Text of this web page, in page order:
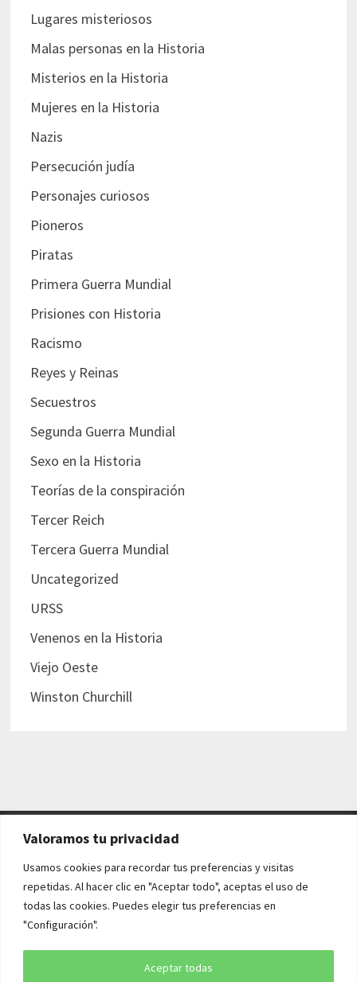
Valoramos tu privacidad
Usamos cookies para recordar tus preferencias y visitas
repetidas. Al hacer clic en "Aceptar todo", aceptas el uso de
todas las cookies. Puedes elegir tus preferencias en
"Configuración".
Aceptar todas
Lugares misteriosos
Malas personas en la Historia
Misterios en la Historia
Mujeres en la Historia
Nazis
Persecución judía
Personajes curiosos
Pioneros
Piratas
Primera Guerra Mundial
Prisiones con Historia
Racismo
Reyes y Reinas
Secuestros
Segunda Guerra Mundial
Sexo en la Historia
Teorías de la conspiración
Tercer Reich
Tercera Guerra Mundial
Uncategorized
URSS
Venenos en la Historia
Viejo Oeste
Winston Churchill
AVISO LEGAL Y POLÍTICAS
Aviso legal
Política de cookies